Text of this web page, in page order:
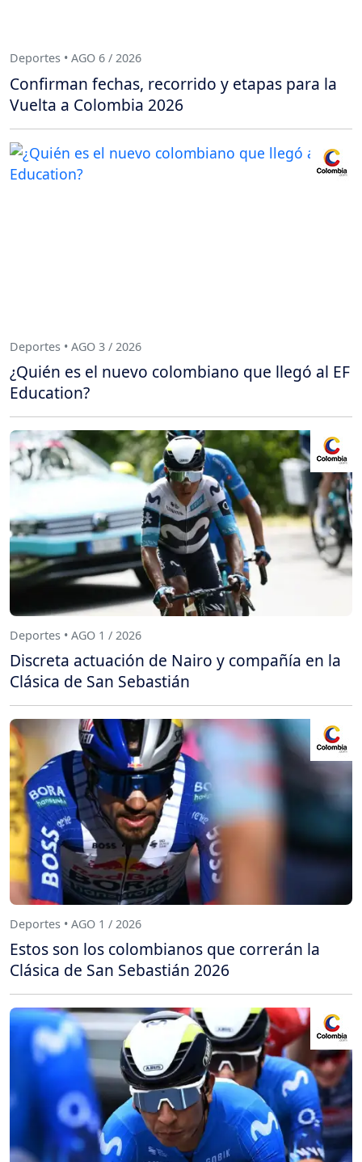
Deportes • AGO 6 / 2026
Confirman fechas, recorrido y etapas para la
Vuelta a Colombia 2026
Deportes • AGO 3 / 2026
¿Quién es el nuevo colombiano que llegó al EF
Education?
Deportes • AGO 1 / 2026
Discreta actuación de Nairo y compañía en la
Clásica de San Sebastián
Deportes • AGO 1 / 2026
Estos son los colombianos que correrán la
Clásica de San Sebastián 2026